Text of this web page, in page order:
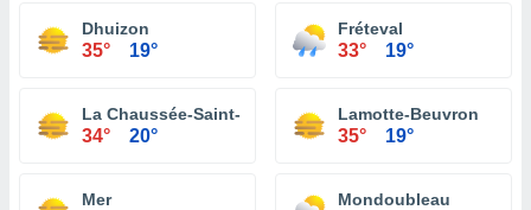
Dhuizon
35° 19°
Fréteval
33° 19°
La Chaussée-Saint-Victor
34° 20°
Lamotte-Beuvron
35° 19°
Mer Mondoubleau